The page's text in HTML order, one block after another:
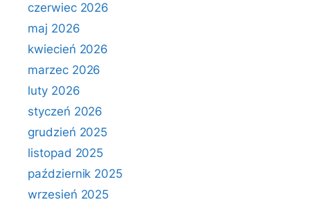
czerwiec 2026
maj 2026
kwiecień 2026
marzec 2026
luty 2026
styczeń 2026
grudzień 2025
listopad 2025
październik 2025
wrzesień 2025